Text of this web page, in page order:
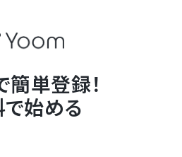
単登録！
始める